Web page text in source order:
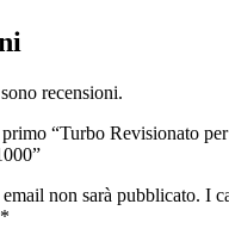
recensioni.
primo “Turbo Revisionato
non sarà pubblicato. I
*